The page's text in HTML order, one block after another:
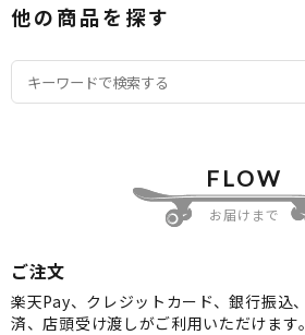
他の商品を探す
FLOW
お届けまで
ご注文
楽天Pay、クレジットカード、銀行振込
済、店頭受け渡しがご利用いただけます。